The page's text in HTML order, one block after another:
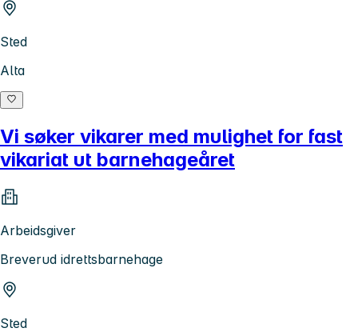
Sted
Alta
Vi søker vikarer med mulighet for fast
vikariat ut barnehageåret
Arbeidsgiver
Breverud idrettsbarnehage
Sted